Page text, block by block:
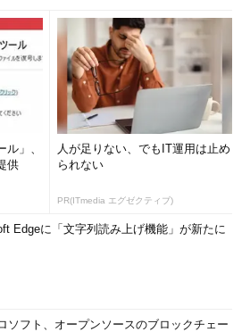
ル」、
供
人が足りない、でもIT運用は止め
られない
PR(ITmedia エグゼクティブ)
Edgeに「文字列読み上げ機能」が新たに
ソフト、オープンソースのブロックチェー